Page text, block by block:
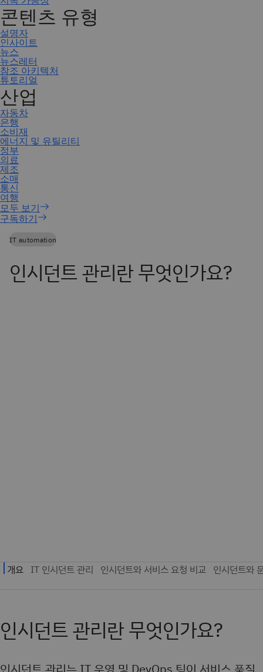
구독하기
IT automation
인시던트 관리란 무엇인가요?
인시던트 관리란 무엇인가요?
인시던트 관리는 IT 운영 및 DevOps 팀이 서비스 품질